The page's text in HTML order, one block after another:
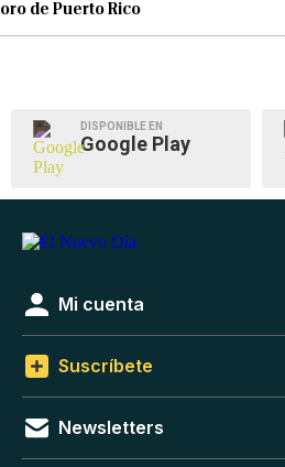
oro de Puerto Rico
DISPONIBLE EN
Google Play
Mi cuenta
Suscríbete
Newsletters